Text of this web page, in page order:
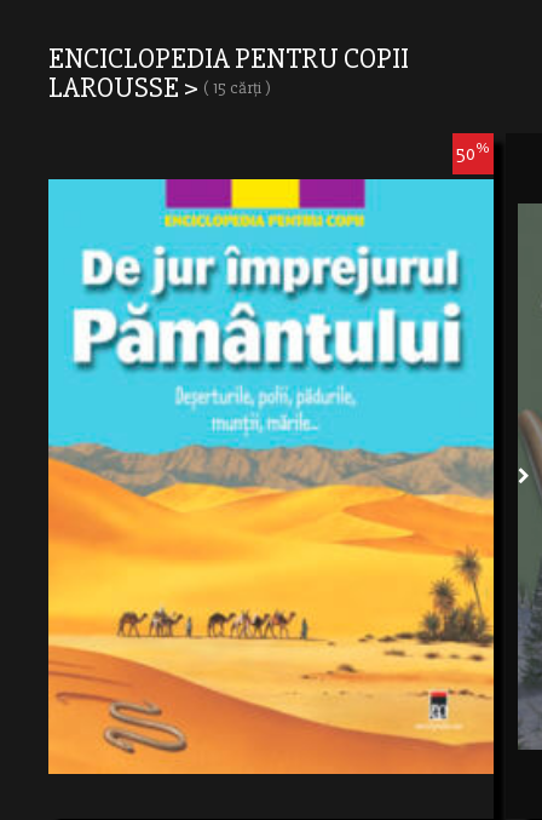
ENCICLOPEDIA PENTRU COPII
LAROUSSE > ( 15 cărți )
50%